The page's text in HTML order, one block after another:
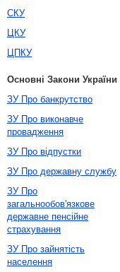
СКУ
ЦКУ
ЦПКУ
Основні Закони України
ЗУ Про банкрутство
ЗУ Про виконавче
провадження
ЗУ Про відпустки
ЗУ Про державну службу
ЗУ Про
загальнообов'язкове
державне пенсійне
страхування
ЗУ Про зайнятість
населення